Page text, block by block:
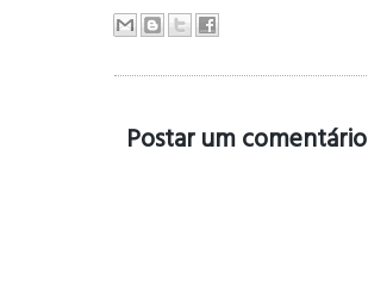
Postar um comentário